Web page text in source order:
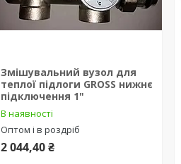
Змішувальний вузол для
теплої підлоги GROSS нижнє
підключення 1"
В наявності
Оптом і в роздріб
2 044,40 ₴